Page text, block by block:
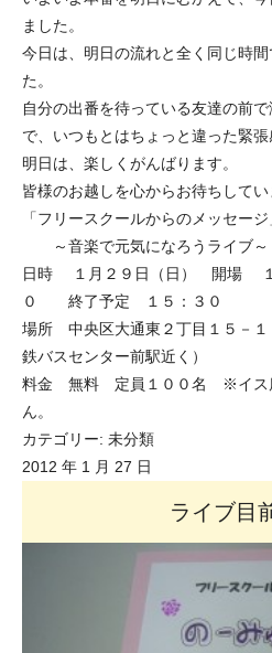
ました。
今日は、明日の流れと全く同じ時
た。
自分の出番を待っている友達の前
で、いつもとはちょっと違った緊張
明日は、楽しくがんばります。
皆様のお越しを心からお待ちしてい
「フリースクールからのメッセージ
～音楽で元気になろうライブ
日時 １月２９日（日） 開場
０ 終了予定 １５：３０
場所 中央区大通東２丁目１５－
鉄バスセンター前駅近く）
料金 無料 定員１００名 ※イス
ん。
カテゴリー: 未分類
2012 年 1 月 27 日
ライブ目